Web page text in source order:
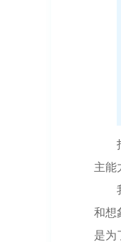
主能
和想
是为